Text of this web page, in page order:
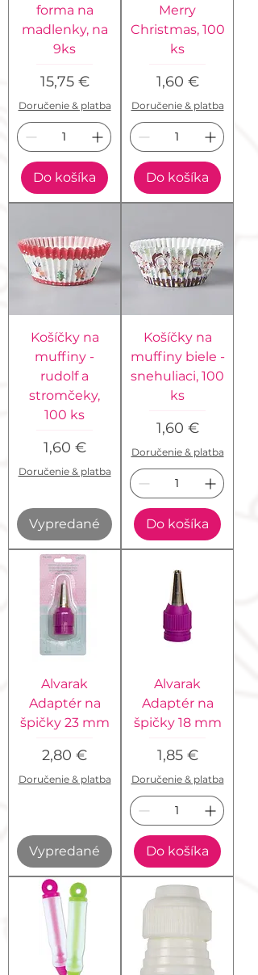
forma na
madlenky, na
9ks
Cena
15,75 €
Doručenie & platba
Do košíka
Merry
Christmas, 100
ks
Cena
1,60 €
Doručenie & platba
Do košíka
Košíčky na
muffiny -
rudolf a
stromčeky,
100 ks
Cena
1,60 €
Doručenie & platba
Vypredané
Košíčky na
muffiny biele -
snehuliaci, 100
ks
Cena
1,60 €
Doručenie & platba
Do košíka
Alvarak
Adaptér na
špičky 23 mm
Cena
2,80 €
Doručenie & platba
Vypredané
Alvarak
Adaptér na
špičky 18 mm
Cena
1,85 €
Doručenie & platba
Do košíka